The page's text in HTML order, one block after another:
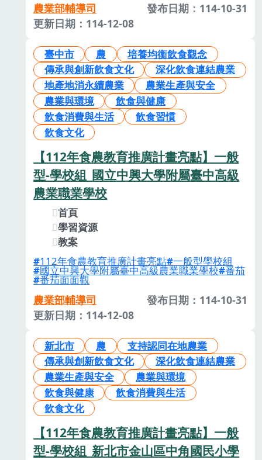
農業部輔導司
發布日期：114-10-31
更新日期：114-12-08
臺中市 農
培養均衡飲食觀念
傳承與創新飲食文化
深化飲食連結農業
地產地消永續農業
農業生產與安全
農業與環境
飲食與健康
飲食消費與生活
飲食習慣
飲食文化
【112年食農教育推廣計畫亮點】一般
型-學校組_國立中興大學附屬臺中高級
農業職業學校
首頁
學習資源
教案
112年食農教育推廣計畫亮點 一般型學校組
國立中興大學附屬臺中高級農業職業學校 番茄
番茄面面觀
農業部輔導司
發布日期：114-10-31
更新日期：114-12-08
新北市 農
支持認同在地農業
傳承與創新飲食文化
深化飲食連結農業
農業生產與安全
農業與環境
飲食與健康
飲食消費與生活
飲食文化
【112年食農教育推廣計畫亮點】一般
型-學校組_新北市金山區中角國民小學